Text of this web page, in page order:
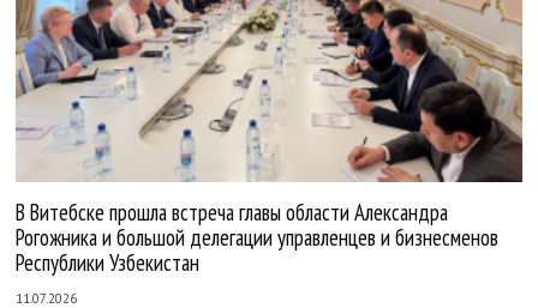
В Витебске прошла встреча главы области Александра
Рогожника и большой делегации управленцев и бизнесменов
Республики Узбекистан
11.07.2026